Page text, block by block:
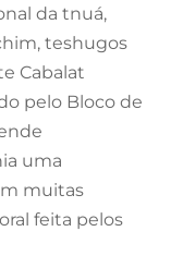
da tnuá,
teshugos
Cabalat
pelo Bloco de
uma
muitas
feita pelos